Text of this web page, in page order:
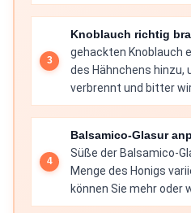
Knoblauch richtig
gehackten Knoblauch
des Hähnchens hinzu,
verbrennt und bitter
Balsamico-Glasur
Süße der Balsamico-
Menge des Honigs
können Sie mehr oder